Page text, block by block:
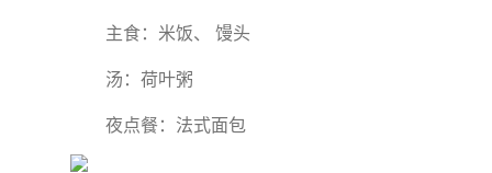
主食：米饭、 馒头
汤：荷叶粥
夜点餐：法式面包